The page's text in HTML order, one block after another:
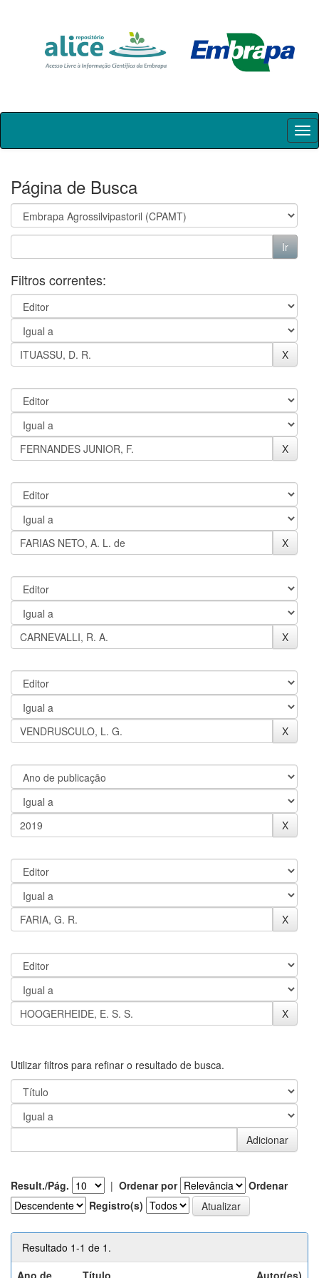
Skip
Página de Busca
Filtros correntes:
Utilizar filtros para refinar o resultado de busca.
Result./Pág. | Ordenar por
Ordenar
Registro(s)
Resultado 1-1 de 1.
Ano de
Título Autor(es)